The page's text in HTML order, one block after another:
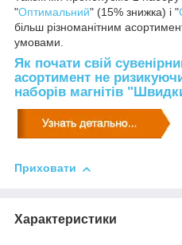
"Оптимальний" (15% знижка) і "
більш різноманітним
умовами.
Як почати свій
асортимент не
наборів магнітів
Приховати
Характеристики